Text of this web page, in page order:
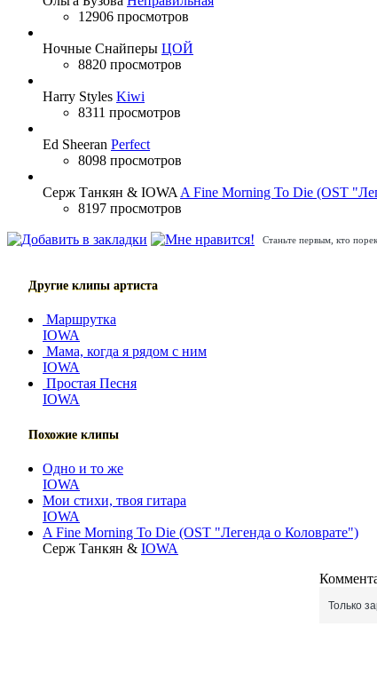
12906 просмотров
Ночные Снайперы ЦОЙ
8820 просмотров
Harry Styles Kiwi
8311 просмотров
Ed Sheeran Perfect
8098 просмотров
Серж Танкян & IOWA A Fine Morning To Die (OST
8197 просмотров
Станьте первым, кто
Другие клипы артиста
Маршрутка
IOWA
Мама, когда я рядом с ним
IOWA
Простая Песня
IOWA
Похожие клипы
Одно и то же
IOWA
Мои стихи, твоя гитара
IOWA
A Fine Morning To Die (OST "Легенда о Коловрате")
Серж Танкян & IOWA
Только